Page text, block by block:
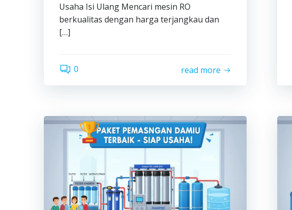
Usaha Isi Ulang Mencari mesin RO
berkualitas dengan harga terjangkau dan
[…]
0 read more